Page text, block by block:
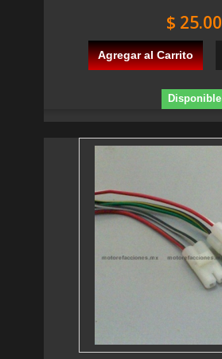
$ 25.00
Agregar al Carrito
Disponible